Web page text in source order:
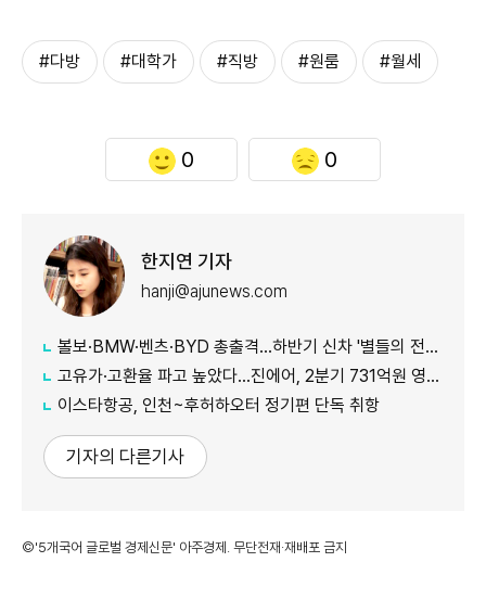
#다방 #대학가 #직방 #원룸 #월세
0 0
한지연 기자
hanji@ajunews.com
볼보·BMW·벤츠·BYD 총출격...하반기 신차 '별들의 전쟁'
고유가·고환율 파고 높았다…진에어, 2분기 731억원 영업적자
이스타항공, 인천~후허하오터 정기편 단독 취항
기자의 다른기사
©'5개국어 글로벌 경제신문' 아주경제. 무단전재·재배포 금지